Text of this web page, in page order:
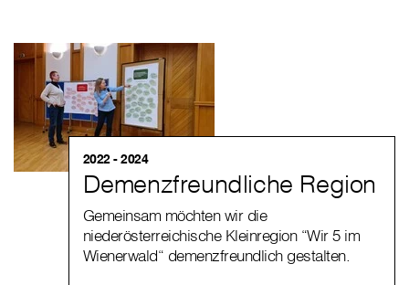
2022 - 2024
Demenzfreundliche Region
Gemeinsam möchten wir die
niederösterreichische Kleinregion “Wir 5 im
Wienerwald“ demenzfreundlich gestalten.